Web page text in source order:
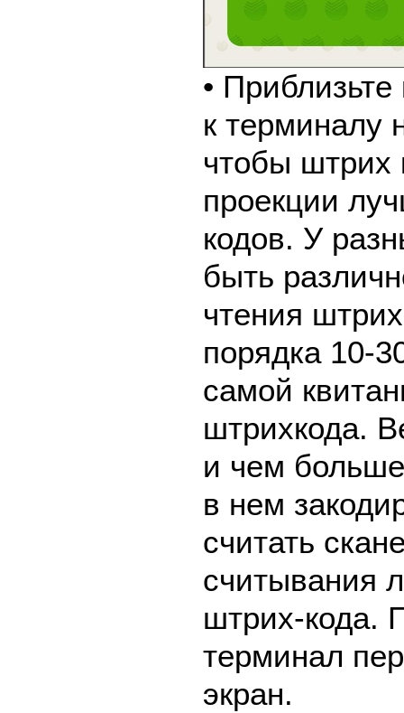
•
к терминалу
чтобы штрих
проекции
кодов. У
быть
чтения
порядка 10-
самой
штрихкода.
и чем
в нем
считать
считывания
штрих-кода.
терминал
экран.